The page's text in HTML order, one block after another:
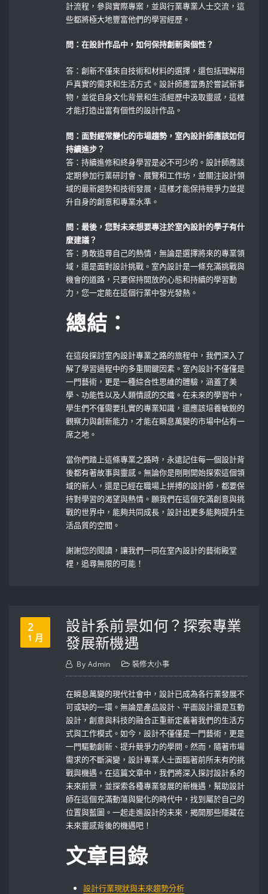
計流程，參與實際專案，並與行業專業人士交流，這
些都將極大地豐富他們的學習經歷。
問：在設計作品中，如何保持創新與個性？
答：創新不僅來自技術和材料的選擇，還包括理解用
戶真實的需求和生活方式。設計師應當勇於嘗試新事
物，並從自身文化背景和生活經歷中汲取靈感，這樣
才能打造出富有個性的設計作品。
問：面對經常變化的市場趨勢，室內設計師應該如何
持續進步？
答：持續進修和終身學習是必不可少的。設計師應該
定期參加行業研討會、展覽和工作坊，並關注設計領
域的最新趨勢和技術發展，這樣才能保持競爭力並提
升自身的創意和專業水準。
問：最後，您對未來想要專注於室內設計的學子有什
麼建議？
答：勇敢追尋自己的熱情，無論是選擇將來的專業領
域，還是面對設計挑戰。室內設計是一條充滿挑戰與
機會的道路，只要保持開放的心態和持續的學習動
力，您一定能在這個行業中發光發熱。
總結：
在這段探討室內設計專業之路的旅程中，我們深入了
解了學習過程中的多重關鍵因素。室內設計不僅僅是
一門藝術，更是一種綜合性思維的體驗，涵蓋了美
學、功能性以及人類情感的交織。在未來的學習中，
學生們不僅需要扎實的專業知識，還應該培養敏銳的
觀察力與創新能力，才能在瞬息萬變的市場中佔有一
席之地。
當你們踏上這條專業之路時，永遠記住每一個設計背
後都有著故事與靈感。無論你是剛剛開始探索這個領
域的新人，還是已經在職場上拼搏的設計師，都要保
持對學習的渴望與熱情。願我們在這個充滿創意與挑
戰的世界中，能夠共同成長，設計出更多能夠提升生
活品質的空間。
謝謝您的閱讀，讓我們一同在室內設計的藝術殿堂
裡，追尋無限的可能！
2
1 月
設計系前景如何？探索專業
發展新機遇
By Admin 裝修大小事
在瞬息萬變的現代社會中，設計已成為各行業發展不
可或缺的一環。無論是產品設計、平面設計還是互動
設計，創意與科技的融合正重新定義著我們的生活方
式與工作模式。如今，設計不僅僅是一門藝術，更是
一門驅動創新、提升競爭力的學問。然而，隨著市場
需求的不斷演變，設計專業人士面臨著前所未有的挑
戰與機遇。在這篇文章中，我們將深入探討設計系的
未來前景，並探索各種專業發展的新機遇，幫助設計
師在這個充滿動蕩與變化的時代中，找到屬於自己的
位置與藍圖。一起走進設計的未來，揭開那些隱藏在
未來靈感背後的機遇吧！
文章目錄
設計行業現狀與未來趨勢分析